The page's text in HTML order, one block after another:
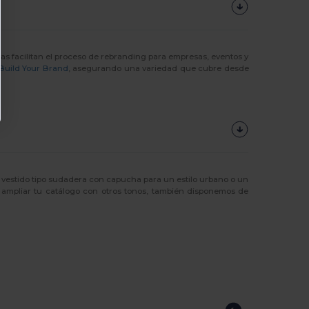
facilitan el proceso de rebranding para empresas, eventos y
Build Your Brand , asegurando una variedad que cubre desde
tipo sudadera con capucha para un estilo urbano o un
tu catálogo con otros tonos, también disponemos de